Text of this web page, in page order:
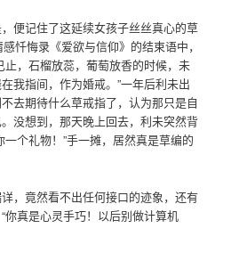
便记住了这延续女孩子丝丝真心的草
忏悔录《爱欲与信仰》的结束语中，
止，石榴放蕊，葡萄放香的时候，未
我指间，作为婚戒。”一年后利未出
去期待什么草戒指了，认为那只是自
没想到，那天晚上回去，利未突然背
个礼物！”手一摊，居然真是草编的
，竟然看不出任何接口的迹象，还有
你真是心灵手巧！以后别做计算机